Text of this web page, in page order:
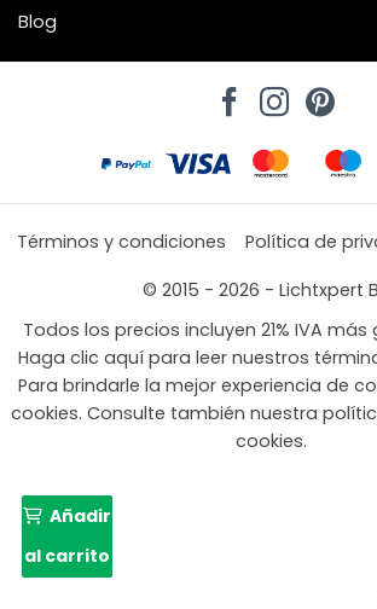
Blog
Términos y condiciones Política de
© 2015 - 2026 - Lichtxpert
Todos los precios incluyen 21% IVA
Haga clic aquí para leer nuestros
Para brindarle la mejor experiencia de
cookies. Consulte también nuestra
cookies.
Añadir
al carrito